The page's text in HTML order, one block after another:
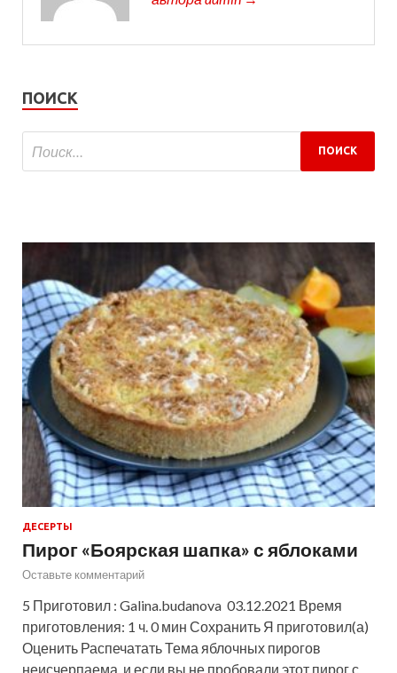
ПОИСК
ДЕСЕРТЫ
Пирог «Боярская шапка» с яблоками
Оставьте комментарий
5 Приготовил : Galina.budanova 03.12.2021 Время
приготовления: 1 ч. 0 мин Сохранить Я приготовил(а)
Оценить Распечатать Тема яблочных пирогов
неисчерпаема, и если вы не пробовали этот пирог с